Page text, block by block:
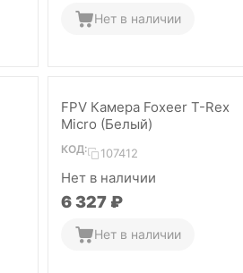
Нет в наличии
FPV Камера Foxeer T-Rex
Micro (Белый)
КОД: 107412
Нет в наличии
6 327 ₽
Нет в наличии